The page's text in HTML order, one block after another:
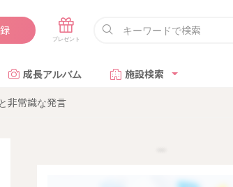
成長アルバム 施設検索
非常識な発言